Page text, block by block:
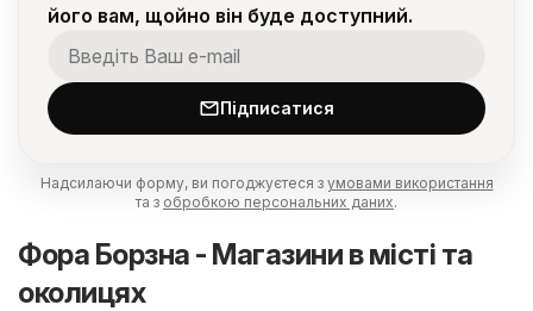
його вам, щойно він буде доступний.
Підписатися
Надсилаючи форму, ви погоджуєтеся з умовами використання
та з обробкою персональних даних.
Фора Борзна - Магазини в місті та
околицях